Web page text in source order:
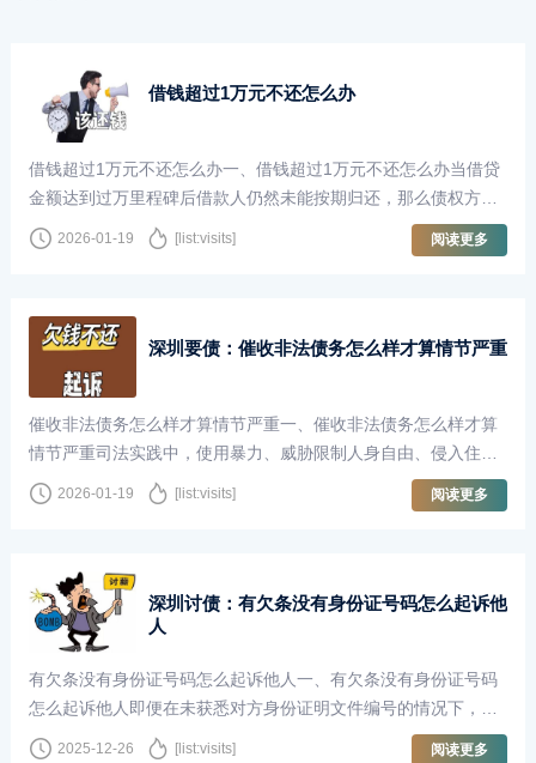
借钱超过1万元不还怎么办
借钱超过1万元不还怎么办一、借钱超过1万元不还怎么办当借贷
金额达到过万里程碑后借款人仍然未能按期归还，那么债权方就
拥有了寻求司法救济的正当权力···
2026-01-19 [list:visits] 阅读更多
深圳要债：催收非法债务怎么样才算情节严重
催收非法债务怎么样才算情节严重一、催收非法债务怎么样才算
情节严重司法实践中，使用暴力、威胁限制人身自由、侵入住所
等恶劣手段，或恐吓、骚扰使被···
2026-01-19 [list:visits] 阅读更多
深圳讨债：有欠条没有身份证号码怎么起诉他
人
有欠条没有身份证号码怎么起诉他人一、有欠条没有身份证号码
怎么起诉他人即便在未获悉对方身份证明文件编号的情况下，诉
讼程序仍然有可能启动。为了更···
2025-12-26 [list:visits] 阅读更多